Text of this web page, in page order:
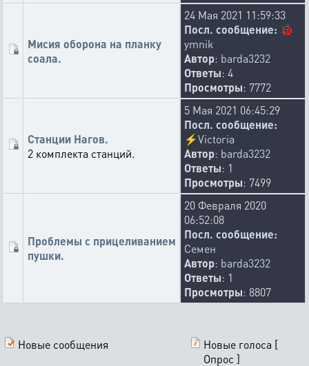
Мисия оборона на планку
соала.
24 Мая 2021 11:59:33
Посл. сообщение: 🐞
ymnik
Автор: barda3232
Ответы: 4
Просмотры: 7772
Станции Нагов.
2 комплекта станций.
5 Мая 2021 06:45:29
Посл. сообщение:
⚡Victoria
Автор: barda3232
Ответы: 1
Просмотры: 7499
Проблемы с прицеливанием
пушки.
20 Февраля 2020
06:52:08
Посл. сообщение:
Семен
Автор: barda3232
Ответы: 1
Просмотры: 8807
Новые сообщения
Новые голоса [
Опрос ]